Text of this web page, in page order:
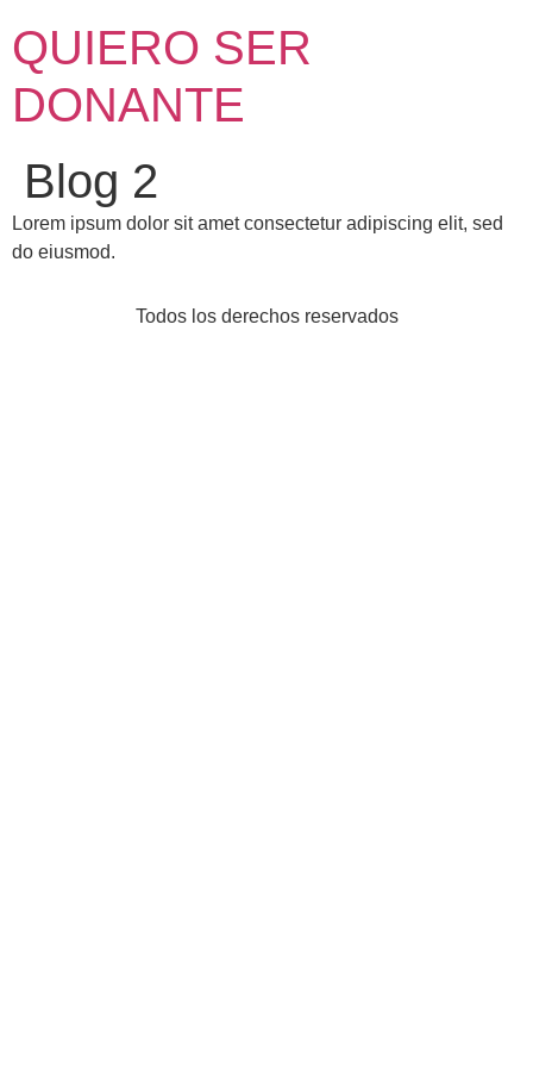
contenido
QUIERO SER
DONANTE
Blog 2
Lorem ipsum dolor sit amet consectetur adipiscing elit, sed
do eiusmod.
Todos los derechos reservados